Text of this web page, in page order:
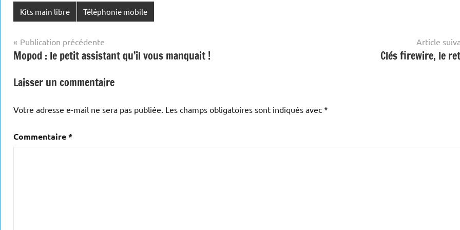
Kits main libre Téléphonie mobile
Navigation
de
l’article
Publication précédente
Mopod : le petit assistant qu’il vous manquait !
Article
Clés firewire, le
Laisser un commentaire
Votre adresse e-mail ne sera pas publiée. Les champs obligatoires sont indiqués avec *
Commentaire*